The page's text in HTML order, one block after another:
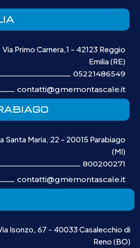
Via Primo Carnera,1 - 42123 Reggio
Emilia (RE)
05221486549
contatti@gmemontascale.it
Santa Maria, 22 - 20015 Parabiago
(MI)
800200271
contatti@gmemontascale.it
Isonzo, 67 - 40033 Casalecchio di
Reno (BO)